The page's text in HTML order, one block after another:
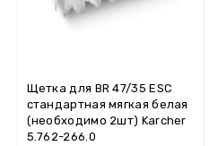
Щетка для BR 47/35 ESC
стандартная мягкая белая
(необходимо 2шт) Karcher
5.762-266.0